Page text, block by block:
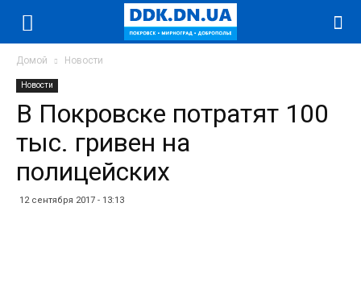
Домой Новости
Новости
В Покровске потратят 100
тыс. гривен на
полицейских
12 сентября 2017 - 13:13